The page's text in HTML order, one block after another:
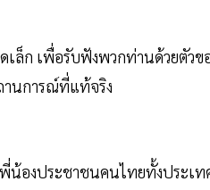
เล็ก เพื่อรับฟังพวกท่านด้วยตัวข
านการณ์ที่แท้จริง
น้องประชาชนคนไทยทั้งประเท